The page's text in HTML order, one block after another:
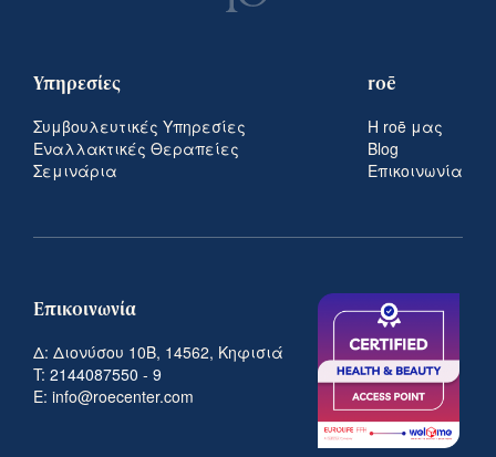
Υπηρεσίες
Συμβουλευτικές Υπηρεσίες
Εναλλακτικές Θεραπείες
Σεμινάρια
roē
Η roē μας
Blog
Επικοινωνία
Επικοινωνία
Δ: Διονύσου 10Β, 14562, Κηφισιά
T: 2144087550 - 9
E: info@roecenter.com